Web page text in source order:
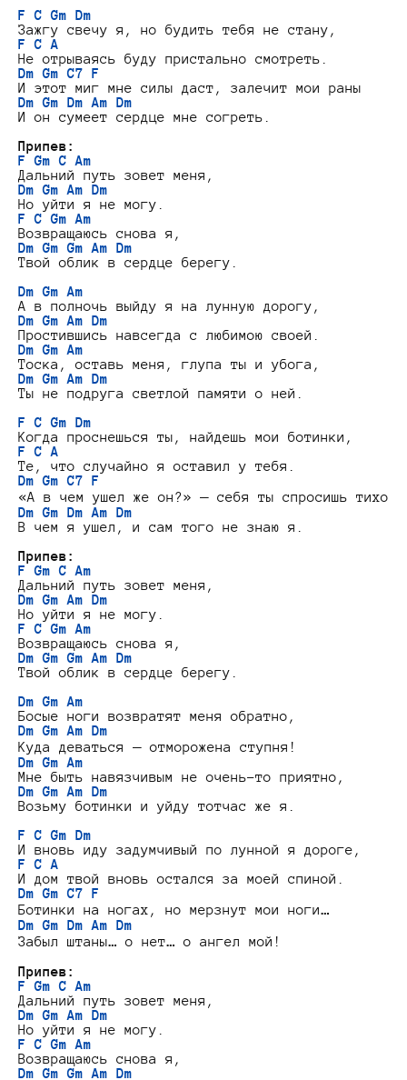
F C Gm Dm
F C A
Dm Gm C7 F
Dm Gm Dm Am Dm
И он сумеет сердце мне согреть.
Припев:
F Gm C Am
Dm Gm Am Dm
F C Gm Am
Dm Gm Gm Am Dm
Твой облик в сердце берегу.
Dm Gm Am
Dm Gm Am Dm
Dm Gm Am
Dm Gm Am Dm
Ты не подруга светлой памяти о ней.
F C Gm Dm
F C A
Dm Gm C7 F
Dm Gm Dm Am Dm
В чем я ушел, и сам того не знаю я.
Припев:
F Gm C Am
Dm Gm Am Dm
F C Gm Am
Dm Gm Gm Am Dm
Твой облик в сердце берегу.
Dm Gm Am
Dm Gm Am Dm
Dm Gm Am
Dm Gm Am Dm
Возьму ботинки и уйду тотчас же я.
F C Gm Dm
F C A
Dm Gm C7 F
Dm Gm Dm Am Dm
Забыл штаны… о нет… о ангел мой!
Припев:
F Gm C Am
Dm Gm Am Dm
F C Gm Am
Dm Gm Gm Am Dm